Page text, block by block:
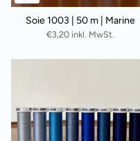
Soie 1003 | 50 m | Marine
€3,20 inkl. MwSt.